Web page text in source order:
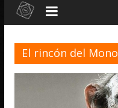
El rincón del Mono